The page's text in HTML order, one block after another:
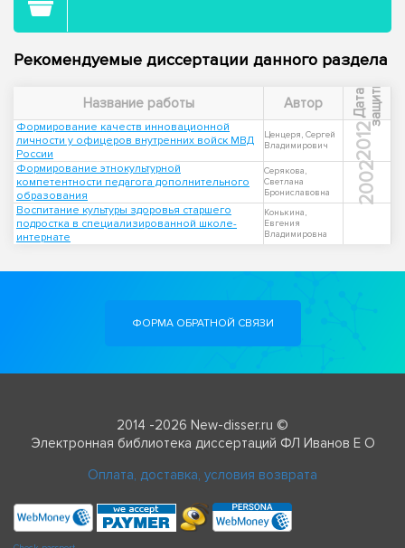
Рекомендуемые диссертации данного раздела
Название работы Автор Д
а
т
а
з
а
щ
и
т ы
Формирование качеств инновационной
личности у офицеров внутренних войск МВД
России
Ценцеря, Сергей
Владимирович
2012
Формирование этнокультурной
компетентности педагога дополнительного
образования
Серякова,
Светлана
Брониславовна
2002
Воспитание культуры здоровья старшего
подростка в специализированной школе-
интернате
Конькина,
Евгения
Владимировна
ФОРМА ОБРАТНОЙ СВЯЗИ
2014 -2026 New-disser.ru ©
Электронная библиотека диссертаций ФЛ Иванов Е О
Оплата, доставка, условия возврата